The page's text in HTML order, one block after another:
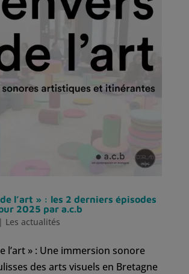
l’art » : les 2 derniers épisodes
2025 par a.c.b
Les actualités
l’art » : Une immersion sonore
des arts visuels en Bretagne